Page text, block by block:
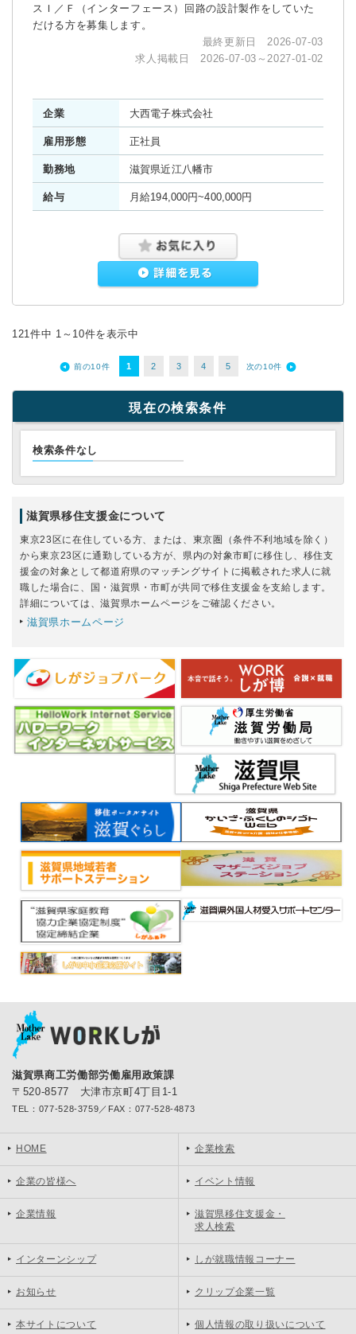
スＩ／Ｆ（インターフェース）回路の設計製作をしていた
だける方を募集します。
最終更新日 2026-07-03
求人掲載日 2026-07-03～2027-01-02
企業 大西電子株式会社
雇用形態 正社員
勤務地 滋賀県近江八幡市
給与 月給194,000円~400,000円
121件中 1～10件を表示中
前の10件 1 2 3 4 5 次の10件
現在の検索条件
検索条件なし
滋賀県移住支援金について
東京23区に在住している方、または、東京圏（条件不利地域を除く）
から東京23区に通勤している方が、県内の対象市町に移住し、移住支
援金の対象として都道府県のマッチングサイトに掲載された求人に就
職した場合に、国・滋賀県・市町が共同で移住支援金を支給します。
詳細については、滋賀県ホームページをご確認ください。
滋賀県ホームページ
滋賀県商工労働部労働雇用政策課
〒520-8577 大津市京町4丁目1-1
TEL：077-528-3759／FAX：077-528-4873
HOME 企業検索
企業の皆様へ イベント情報
企業情報
滋賀県移住支援金・
求人検索
インターンシップ しが就職情報コーナー
お知らせ クリップ企業一覧
本サイトについて 個人情報の取り扱いについて